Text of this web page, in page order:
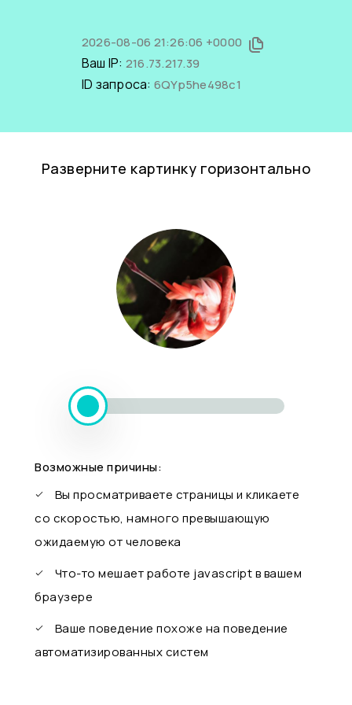
2026-08-06 21:26:06 +0000
Ваш IP: 216.73.217.39
ID запроса: 6QYp5he498c1
Разверните картинку горизонтально
Возможные причины:
Вы просматриваете страницы и кликаете
со скоростью, намного превышающую
ожидаемую от человека
Что-то мешает работе javascript в вашем
браузере
Ваше поведение похоже на поведение
автоматизированных систем